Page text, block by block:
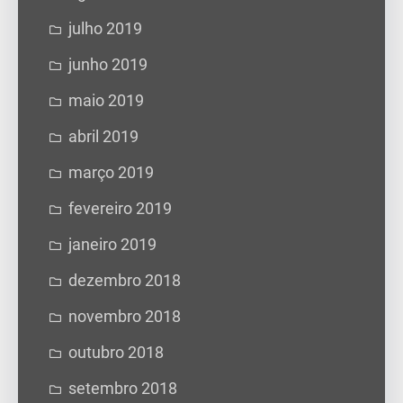
julho 2019
junho 2019
maio 2019
abril 2019
março 2019
fevereiro 2019
janeiro 2019
dezembro 2018
novembro 2018
outubro 2018
setembro 2018